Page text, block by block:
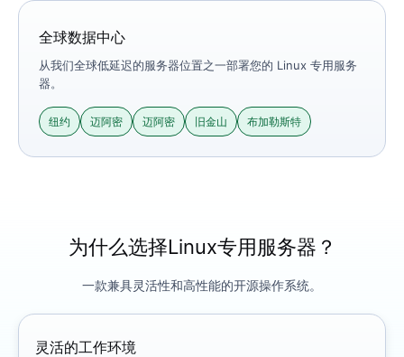
全球数据中心
从我们全球低延迟的服务器位置之一部署您的 Linux 专用服务
器。
纽约 迈阿密 迈阿密 旧金山 布加勒斯特
为什么选择Linux专用服务器？
一款兼具灵活性和高性能的开源操作系统。
灵活的工作环境